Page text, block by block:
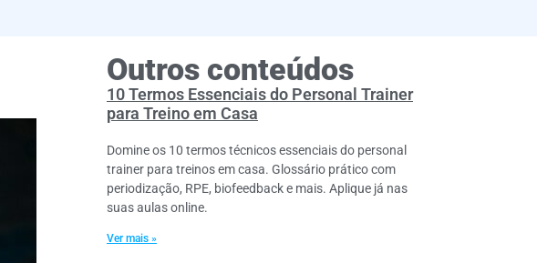
Outros conteúdos
10 Termos Essenciais do Personal Trainer
para Treino em Casa
Domine os 10 termos técnicos essenciais do personal
trainer para treinos em casa. Glossário prático com
periodização, RPE, biofeedback e mais. Aplique já nas
suas aulas online.
Ver mais »